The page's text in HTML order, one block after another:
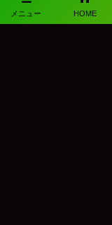
メニュー HOME